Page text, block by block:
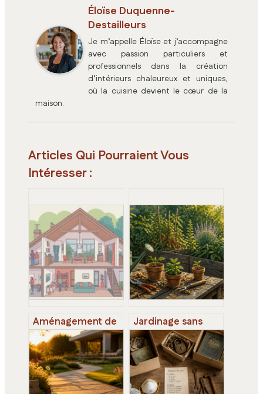
Éloïse Duquenne-
Destailleurs
Je m’appelle Éloïse et j’accompagne
avec passion particuliers et
professionnels dans la création
d’intérieurs chaleureux et uniques,
où la cuisine devient le cœur de la
maison.
Articles Qui Pourraient Vous
Intéresser :
Aménagement de
combles perdus :
étapes clés, coûts
et erreurs à éviter
Jardinage sans
effort : 4 réflexes
pour un potager
productif sans y
passer vos week-
ends